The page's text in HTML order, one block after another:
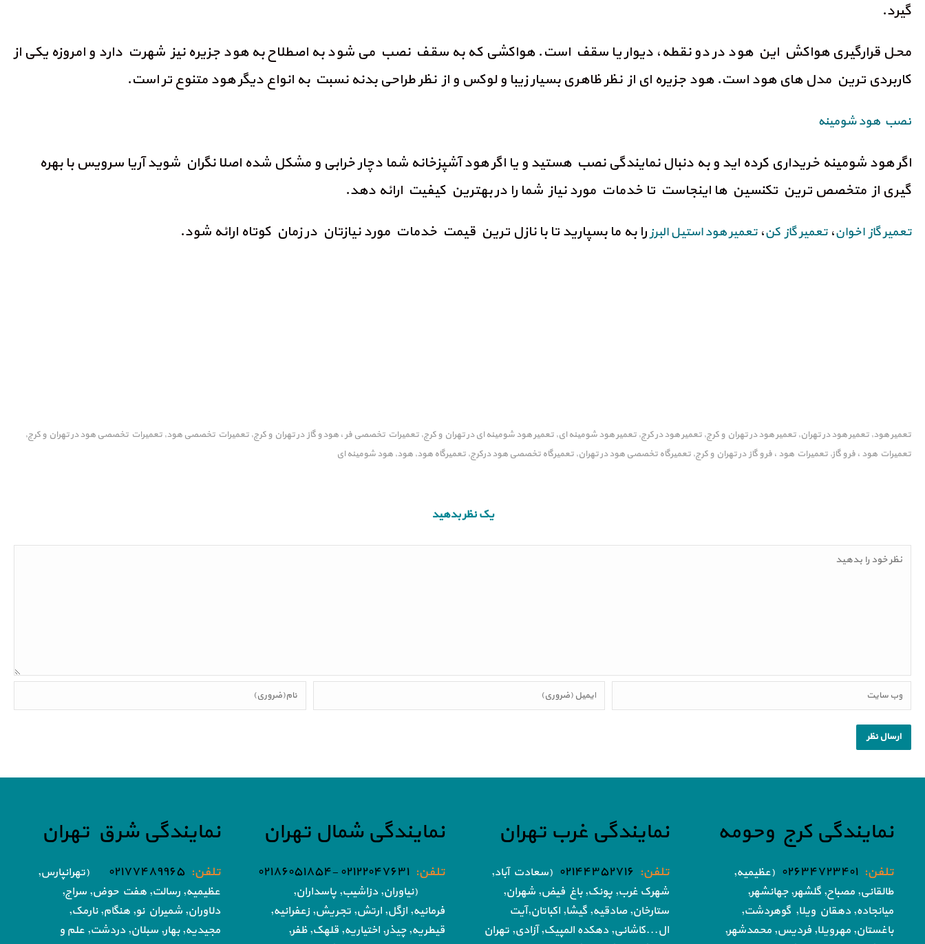
گیرد.
محل قرارگیری هواکش این هود در دو نقطه، دیوار یا سقف است. هواکشی که به سقف نصب می شود به اصطلاح به هود جزیره نیز شهرت دارد و امروزه یکی از
کاربردی ترین مدل های هود است. هود جزیره ای از نظر ظاهری بسیار زیبا و لوکس و از نظر طراحی بدنه نسبت به انواع دیگر هود متنوع تر است.
نصب هود شومینه
اگر هود شومینه خریداری کرده اید و به دنبال نمایندگی نصب هستید و یا اگر هود آشپزخانه شما دچار خرابی و مشکل شده اصلا نگران شوید آریا سرویس با بهره
گیری از متخصص ترین تکنسین ها اینجاست تا خدمات مورد نیاز شما را در بهترین کیفیت ارائه دهد.
تعمیر گاز اخوان،تعمیر گاز کن،تعمیر هود استیل البرزرا به ما بسپارید تا با نازل ترین قیمت خدمات مورد نیازتان در زمان کوتاه ارائه شود.
تعمیر هود, تعمیر هود در تهران, تعمیر هود در تهران و کرج, تعمیر هود در کرج, تعمیر هود شومینه ای, تعمیر هود شومینه ای در تهران و کرج, تعمیرات تخصصی فر ، هود و گاز در تهران و کرج, تعمیرات تخصصی هود, تعمیرات تخصصی هود در تهران و کرج,
تعمیرات هود ، فر و گاز, تعمیرات هود ، فر و گاز در تهران و کرج, تعمیرگاه تخصصی هود در تهران, تعمیرگاه تخصصی هود درکرج, تعمیرگاه هود, هود, هود شومینه ای
یک نظر بدهید
نمایندگی شرق تهران
تلفن: ۰۲۱۷۷۴۸۹۹۶۵
(تهرانپارس,
عظیمیه, رسالت, هفت حوض, سراج,
دلاوران, شمیران نو, هنگام, نارمک,
مجیدیه, بهار, سبلان, دردشت, علم و
نمایندگی شمال تهران
تلفن: ۰۲۱۲۲۰۴۷۶۳۱ -۰۲۱۸۶۰۵۱۸۵۴
(نیاوران, دزاشیب, پاسداران,
فرمانیه, ازگل, ارتش, تجریش, زعفرانیه,
قیطریه, چیذر, اختیاریه, قلهک, ظفر,
نمایندگی غرب تهران
تلفن: ۰۲۱۴۴۳۵۲۷۱۶ (سعادت آباد,
شهرک غرب, پونک, باغ فیض, شهران,
ستارخان, صادقیه, گیشا, اکباتان,آیت
ال...کاشانی, دهکده المپیک, آزادی, تهران
نمایندگی کرج وحومه
تلفن: ۰۲۶۳۴۷۲۳۴۰۱
(عظیمیه,
طالقانی, مصباح, گلشهر, جهانشهر,
میانجاده, دهقان ویلا, گوهردشت,
باغستان, مهرویلا, فردیس, محمدشهر,